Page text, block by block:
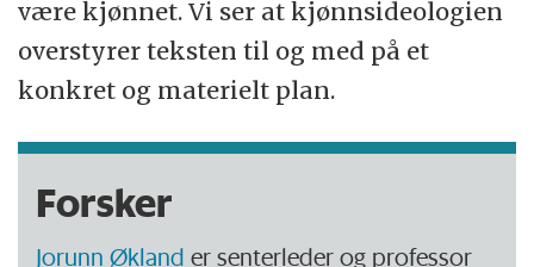
være kjønnet. Vi ser at kjønnsideologien
overstyrer teksten til og med på et
konkret og materielt plan.
Forsker
Jorunn Økland er senterleder og professor